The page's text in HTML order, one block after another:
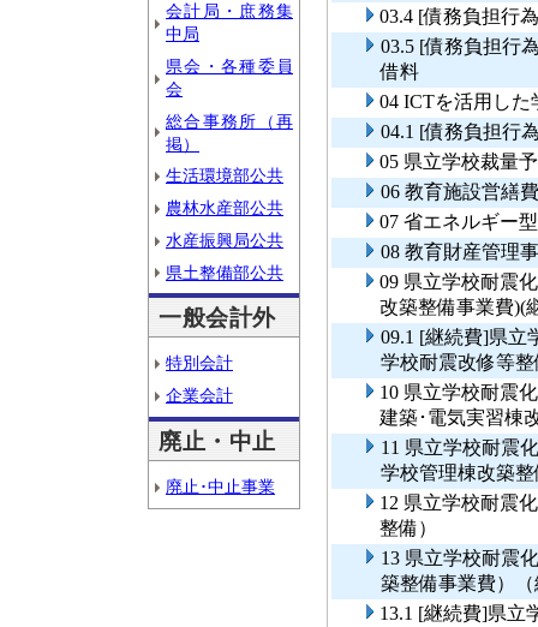
会計局・庶務集
中局
県会・各種委員
会
総合事務所（再
掲）
生活環境部公共
農林水産部公共
水産振興局公共
県土整備部公共
一般会計外
特別会計
企業会計
廃止・中止
廃止･中止事業
03.4 [債務負担行
03.5 [債務負担行
借料
04 ICTを活用し
04.1 [債務負担行
05 県立学校裁量
06 教育施設営繕費
07 省エネルギー
08 教育財産管理
09 県立学校耐震
改築整備事業費)(
09.1 [継続費]県立
学校耐震改修等
10 県立学校耐震
建築･電気実習棟
11 県立学校耐震
学校管理棟改築
12 県立学校耐震
整備）
13 県立学校耐震
築整備事業費）
13.1 [継続費]県立